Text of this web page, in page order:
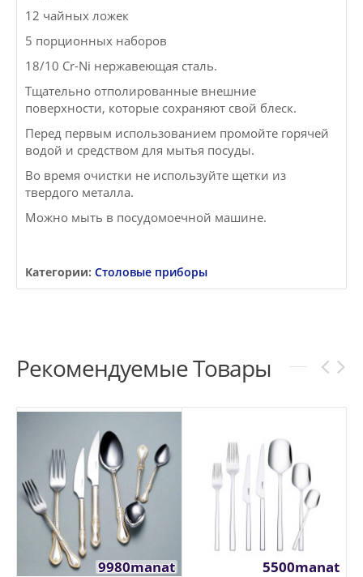
12 чайных ложек
5 порционных наборов
18/10 Cr-Ni нержавеющая сталь.
Тщательно отполированные внешние
поверхности, которые сохраняют свой блеск.
Перед первым использованием промойте горячей
водой и средством для мытья посуды.
Во время очистки не используйте щетки из
твердого металла.
Можно мыть в посудомоечной машине.
Категории: Столовые приборы
Рекомендуемые Товары
9980manat 5500manat